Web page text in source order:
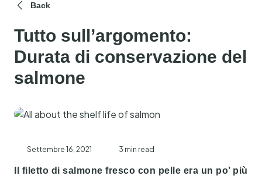
Back
Tutto sull’argomento:
Durata di conservazione del
salmone
Settembre 16, 2021 3 min read
Il filetto di salmone fresco con pelle era un po’ più